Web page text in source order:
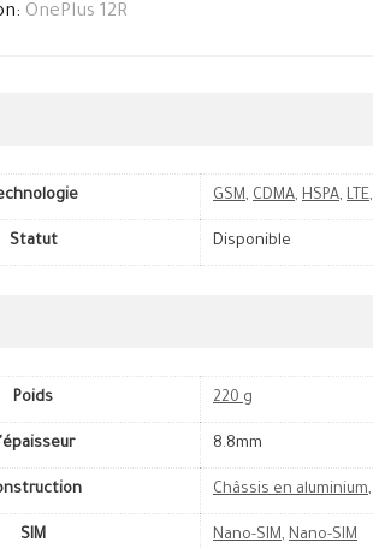
OnePlus 12R
GSM, CDMA, HSPA, LTE,
Statut Disponible
Poids 220 g
8.8mm
Châssis en aluminium,
SIM Nano-SIM, Nano-SIM